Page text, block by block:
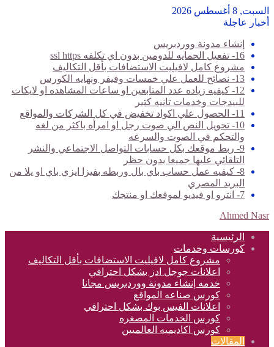
السبت, 8 أغسطس 2026
أخبار عاجلة
إنشاء مدونة ووردبريس
16- تفعيل الحمايه للدومين بدون اي تكلفه ssl https
مشروع كامل لافيليت الاستضافات بأقل التكاليف
13- نصائح للعمل علي خمسات وفيفر ونهايه الكورس
12- كيفيه زياده عدد المتابعين او ساعات المشاهده او لايكات
للبيدجات وخدمات تانيه كتير
11- الحصول علي اكواد تخفيض في كل الشركات والمواقع
10- تحويل النص الي صوت رجل او امرأه باكثر من لغه
والتحكم في الصوت والسرعه
9- ربط موقعك بكل حسابات التواصل الاجتماعي والنشر
التلقائي عليها جميعا بدون حظر
8- كيفيه عمل حساب باي بال وربطه بفيزا ايزي باي او يلا من
البريد المصري
7- انترو او فيديو لموقعك او منتجك
Ahmed Nasr
الرئيسية
كورسات وخدمات
مشروع كامل لافيليت الاستضافات بأقل التكاليف
اعلانات جوجل ادز بشكل احترافي
خدمه إنشاء مدونة ووردبريس مجانا
كورس صناعه المواقع
اعلانات الفيس بوك بشكل احترافي
كورس الخدمات المصغره
كورس اكاديميه العالميين
المقالات